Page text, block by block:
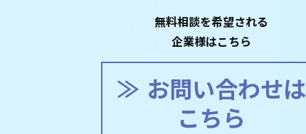
無料相談を希望される
企業様はこちら
お問い合わせは
こちら